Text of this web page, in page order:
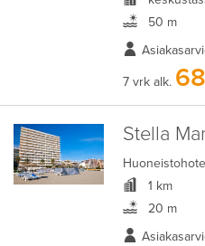
50 m
7 vrk alk.
Stella
1 km
20 m